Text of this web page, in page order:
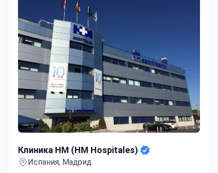
Клиника НМ (HM Hospitales)
Испания, Мадрид